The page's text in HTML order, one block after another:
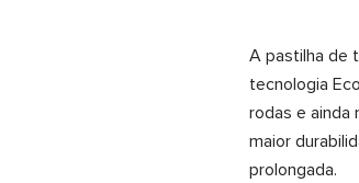
A pastilha de
tecnologia
rodas e ainda
maior
prolongada.